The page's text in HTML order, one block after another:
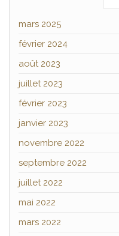
mars 2025
février 2024
août 2023
juillet 2023
février 2023
janvier 2023
novembre 2022
septembre 2022
juillet 2022
mai 2022
mars 2022